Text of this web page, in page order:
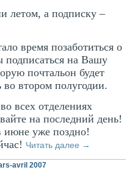
летом, а подписку –
время позаботиться о
подписаться на Вашу
почтальон будет
во втором полугодии.
всех отделениях
на последний день!
июне уже поздно!
Читать далее →
avril 2007